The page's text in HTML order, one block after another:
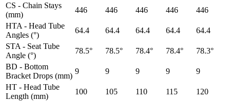
CS - Chain Stays
(mm)
446 446 446 446
446
HTA - Head Tube
Angles (°)
64.4 64.4 64.4 64.4
64.4
STA - Seat Tube
Angle (°)
78.5° 78.5° 78.4° 78.4°
78.3°
BD - Bottom
Bracket Drops (mm)
9 9 9 9
9
HT - Head Tube
Length (mm)
100 105 110 115
120